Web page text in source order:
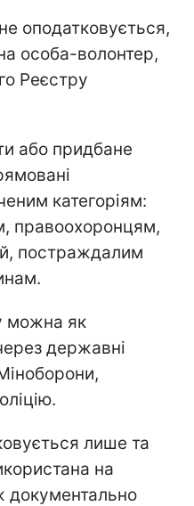
оподатковується,
особа-волонтер,
Реєстру
або придбане
категоріям:
правоохоронцям,
постраждалим
можна як
державні
лише та
на
документально